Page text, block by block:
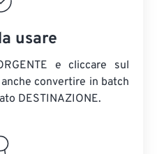
usare
e cliccare sul
convertire in batch
DESTINAZIONE.